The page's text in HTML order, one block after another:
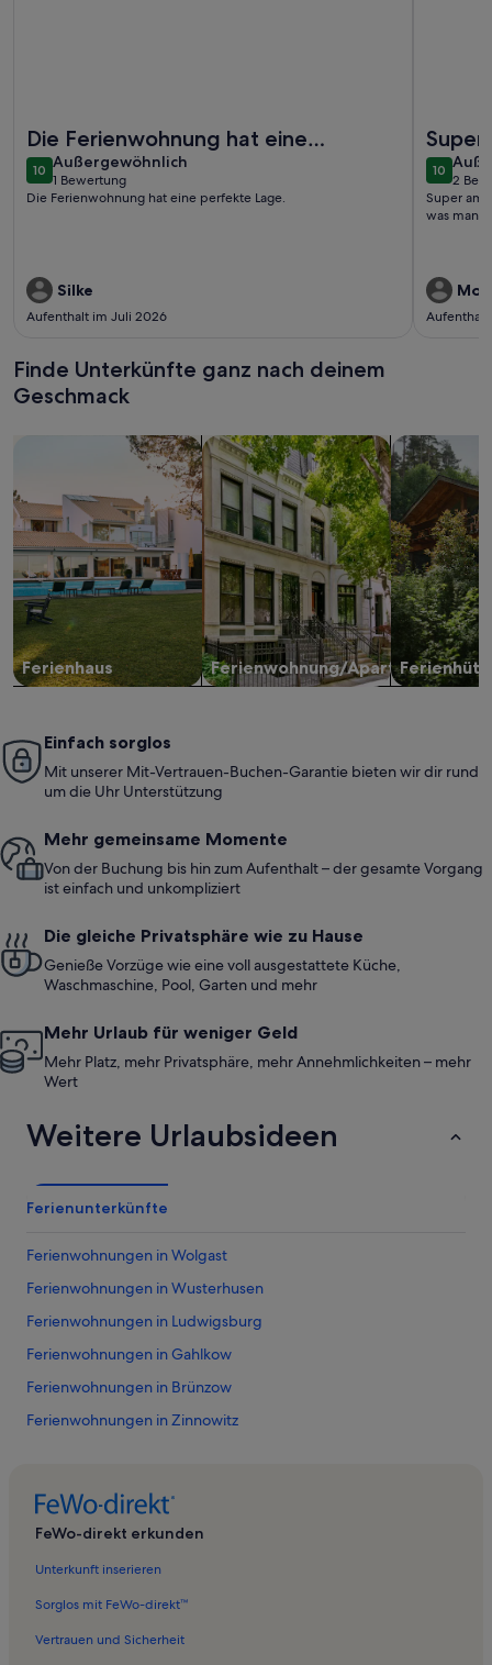
Die Ferienwohnung hat eine
perfekte Lage.
1010 von 10
Außergewöhnlich
außergewöhnlich
1 Bewertung
(1
bewertung)
Die Ferienwohnung hat eine perfekte Lage.
Silke
Aufenthalt im Juli 2026
man
1010 von
2
(2
Super am
was man
Finde Unterkünfte ganz nach deinem
Geschmack
Ferienhaus
Suche nach Ferienhäusern
Ferienwohnung/Apartment
Suche nach Ferienwohnungen oder
Suche nach
Einfach sorglos
Mit unserer Mit-Vertrauen-Buchen-Garantie bieten wir dir rund
um die Uhr Unterstützung
Mehr gemeinsame Momente
Von der Buchung bis hin zum Aufenthalt – der gesamte Vorgang
ist einfach und unkompliziert
Die gleiche Privatsphäre wie zu Hause
Genieße Vorzüge wie eine voll ausgestattete Küche,
Waschmaschine, Pool, Garten und mehr
Mehr Urlaub für weniger Geld
Mehr Platz, mehr Privatsphäre, mehr Annehmlichkeiten – mehr
Wert
Weitere Urlaubsideen
Ferienunterkünfte
Ferienwohnungen in Wolgast
Ferienwohnungen in Wusterhusen
Ferienwohnungen in Ludwigsburg
Ferienwohnungen in Gahlkow
Ferienwohnungen in Brünzow
Ferienwohnungen in Zinnowitz
Ferienwohnungen in Lodmannshagen
Ferienwohnungen in Rubenow
FeWo-direkt erkunden
Unterkunft inserieren
Sorglos mit FeWo-direkt™
Vertrauen und Sicherheit